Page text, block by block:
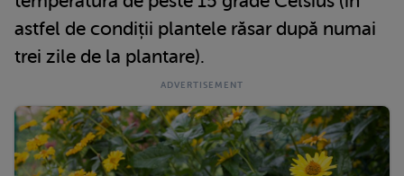
astfel de condiții plantele răsar după numai
trei zile de la plantare).